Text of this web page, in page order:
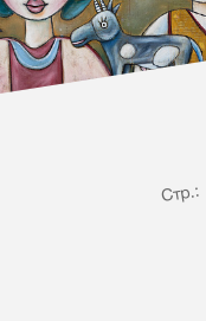
Стр.: